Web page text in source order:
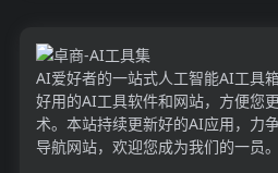
AI爱好者的一站式人工智能AI工具
好用的AI工具软件和网站，方便您
术。本站持续更新好的AI应用，力
导航网站，欢迎您成为我们的一员。